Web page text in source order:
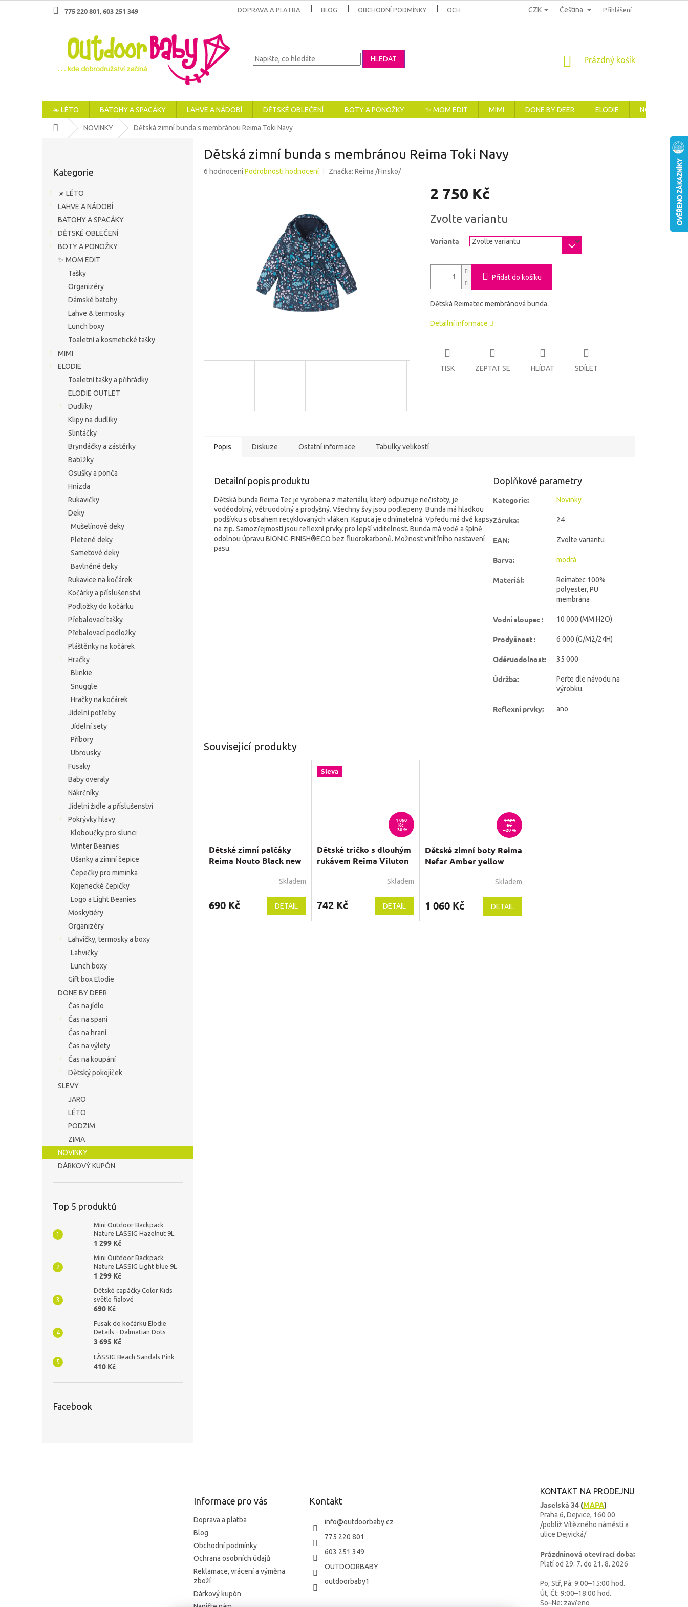
775 220 801 603 251 349 DOPRAVA A PLATBA BLOG OBCHODNÍ PODMÍNKY OCHRANA OSOBNÍCH ÚDAJŮ REKLAMACE, VRÁCENÍ A VÝMĚNA ZBOŽÍ
CZK Čeština Přihlášení
HLEDAT
NÁKUPNÍ
Prázdný košík
☀️ LÉTO BATOHY A SPACÁKY LAHVE A NÁDOBÍ DĚTSKÉ OBLEČENÍ BOTY A PONOŽKY ✨ MOM EDIT MIMI DONE BY DEER ELODIE NOVINKY
Domů NOVINKY Dětská zimní bunda s membránou Reima Toki Navy
kategorie
Kategorie
☀️ LÉTO
LAHVE A NÁDOBÍ
BATOHY A SPACÁKY
DĚTSKÉ OBLEČENÍ
BOTY A PONOŽKY
✨ MOM EDIT
Tašky
Organizéry
Dámské batohy
Lahve & termosky
Lunch boxy
Toaletní a kosmetické tašky
MIMI
ELODIE
Toaletní tašky a přihrádky
ELODIE OUTLET
Dudlíky
Klipy na dudlíky
Slintáčky
Bryndáčky a zástěrky
Batůžky
Osušky a ponča
Hnízda
Rukavičky
Deky
Mušelínové deky
Pletené deky
Sametové deky
Bavlněné deky
Rukavice na kočárek
Kočárky a příslušenství
Podložky do kočárku
Přebalovací tašky
Přebalovací podložky
Pláštěnky na kočárek
Hračky
Blinkie
Snuggle
Hračky na kočárek
Jídelní potřeby
Jídelní sety
Příbory
Ubrousky
Fusaky
Baby overaly
Nákrčníky
Jídelní židle a příslušenství
Pokrývky hlavy
Kloboučky pro slunci
Winter Beanies
Ušanky a zimní čepice
Čepečky pro miminka
Kojenecké čepičky
Logo a Light Beanies
Moskytiéry
Organizéry
Lahvičky, termosky a boxy
Lahvičky
Lunch boxy
Gift box Elodie
DONE BY DEER
Čas na jídlo
Čas na spaní
Čas na hraní
Čas na výlety
Čas na koupání
Dětský pokojíček
SLEVY
JARO
LÉTO
PODZIM
ZIMA
NOVINKY
DÁRKOVÝ KUPÓN
Top 5 produktů
Mini Outdoor Backpack
Nature LÄSSIG Hazelnut 9L
1 299 Kč
Mini Outdoor Backpack
Nature LÄSSIG Light blue 9L
1 299 Kč
Dětské capáčky Color Kids
světle fialové
690 Kč
Fusak do kočárku Elodie
Details - Dalmatian Dots
3 695 Kč
LÄSSIG Beach Sandals Pink
410 Kč
Facebook
Dětská zimní bunda s membránou Reima Toki Navy
Průměrné
6 hodnoceníPodrobnosti hodnocení Značka: Reima /Finsko/
2 750 Kč
cena:
Zvolte variantu
Varianta
Přidat do košíku
Dětská Reimatec membránová bunda.
Detailní informace
TISK ZEPTAT SE HLÍDAT SDÍLET
Popis Diskuze Ostatní informace Tabulky velikostí
Detailní popis produktu
Dětská bunda Reima Tec je vyrobena z materiálu, který odpuzuje nečistoty, je
voděodolný, větruodolný a prodyšný. Všechny švy jsou podlepeny. Bunda má hladkou
podšívku s obsahem recyklovaných vláken. Kapuca je odnímatelná. Vpředu má dvě kapsy
na zip. Samozřejmostí jsou reflexní prvky pro lepší viditelnost. Bunda má vodě a špíně
odolnou úpravu BIONIC-FINISH®ECO bez fluorokarbonů. Možnost vnitřního nastavení
pasu.
Doplňkové parametry
Kategorie: Novinky
Záruka: 24
EAN: Zvolte variantu
Barva: modrá
Materiál:
Reimatec 100%
polyester, PU
membrána
Vodní sloupec: 10 000 (MM H2O)
Prodyšnost: 6 000 (G/M2/24H)
Oděruodolnost: 35 000
Údržba:
Perte dle návodu na
výrobku.
Reflexní prvky: ano
Související produkty
Dětské zimní palčáky
Reima Nouto Black new
Skladem
690 Kč DETAIL
Sleva
1 060
Kč
–30 %
Dětské tričko s dlouhým
rukávem Reima Viluton
produktu
Skladem
742 Kč DETAIL
1 325
Kč
–20 %
Dětské zimní boty Reima
Nefar Amber yellow
produktu
je
Skladem
1 060 Kč DETAIL
Informace pro vás
Doprava a platba
Blog
Obchodní podmínky
Ochrana osobních údajů
Reklamace, vrácení a výměna
zboží
Dárkový kupón
Kontakt
info@outdoorbaby.cz
775 220 801
603 251 349
OUTDOORBABY
outdoorbaby1
KONTAKT NA PRODEJNU
Jaselská 34 (MAPA)
Praha 6, Dejvice, 160 00
/poblíž Vítězného náměstí a
ulice Dejvická/
Prázdninová otevírací doba:
Platí od 29. 7. do 21. 8. 2026
Po, Stř, Pá: 9:00–15:00 hod.
Út, Čt: 9:00–18:00 hod.
So–Ne: zavřeno